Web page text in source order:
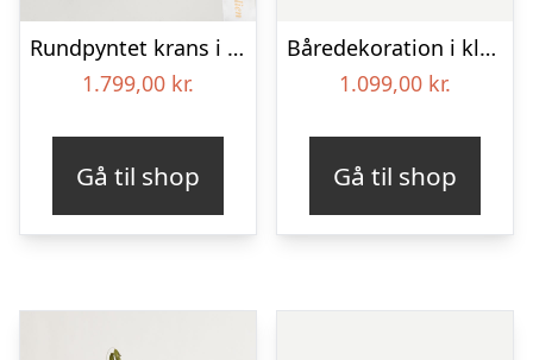
Rundpyntet krans i klassisk stil med bånd
1.799,00 kr.
Gå til shop
Båredekoration i klassisk stil – pink
1.099,00 kr.
Gå til shop